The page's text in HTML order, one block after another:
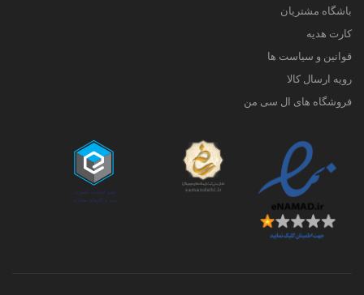
باشگاه مشتریان
کارت هدیه
قوانین و سیاست ها
رویه ارسال کالا
فروشگاه های ال سی من